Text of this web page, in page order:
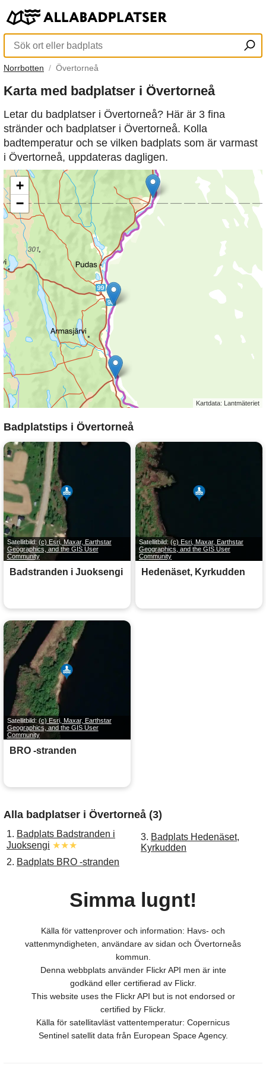
Norrbotten Övertorneå
Karta med badplatser i Övertorneå
Letar du badplatser i Övertorneå? Här är 3 fina
stränder och badplatser i Övertorneå. Kolla
badtemperatur och se vilken badplats som är varmast
i Övertorneå, uppdateras dagligen.
+
−
Kartdata: Lantmäteriet
Badplatstips i Övertorneå
Satellitbild: (c) Esri, Maxar, Earthstar
Geographics, and the GIS User
Community
Badstranden i Juoksengi
Satellitbild: (c) Esri, Maxar, Earthstar
Geographics, and the GIS User
Community
Hedenäset, Kyrkudden
Satellitbild: (c) Esri, Maxar, Earthstar
Geographics, and the GIS User
Community
BRO -stranden
Alla badplatser i Övertorneå (3)
1. Badplats Badstranden i
Juoksengi ★★★
2. Badplats BRO -stranden
3. Badplats Hedenäset,
Kyrkudden
Simma lugnt!
Källa för vattenprover och information: Havs- och
vattenmyndigheten, användare av sidan och Övertorneås
kommun.
Denna webbplats använder Flickr API men är inte
godkänd eller certifierad av Flickr.
This website uses the Flickr API but is not endorsed or
certified by Flickr.
Källa för satellitavläst vattentemperatur: Copernicus
Sentinel satellit data från European Space Agency.